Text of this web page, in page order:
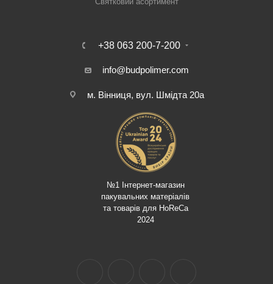
+38 063 200-7-200
info@budpolimer.com
м. Вінниця, вул. Шмідта 20а
№1 Інтернет-магазин
пакувальних матеріалів
та товарів для HoReCa
2024